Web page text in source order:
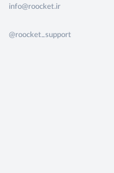
info@roocket.ir
@roocket_support